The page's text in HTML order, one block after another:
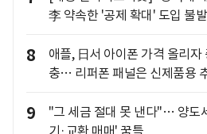
李 약속한 '공제 확대' 도입 불발
8
애플, 日서 아이폰 가격 올리자
충… 리퍼폰 패널은 신제품용
9
"그 세금 절대 못 낸다"… 양도
기·교환 매매' 꿈틀